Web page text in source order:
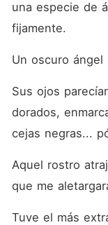
una especie de
fijamente.
Un oscuro ángel
Sus ojos
dorados,
cejas negras...
Aquel rostro
que me
Tuve el más